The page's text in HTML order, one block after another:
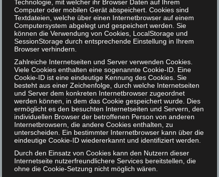
Tutorial –Sebastian Sünkler
Learn more about the functionalities of RAT and how you can
use it for your own study ideas. You will be guided through the
process of
creating a study
identify relevant search queries
collecting data from search engines
analyzing the results
Technologie, mit welcher ihr Browser Daten auf Ihrem
Computer oder mobilen Gerät abspeichert. Cookies sind
Textdateien, welche über einen Internetbrowser auf einem
Computersystem abgelegt und gespeichert werden. Sie
können die Verwendung von Cookies, LocalStorage und
SessionStorage durch entsprechende Einstellung in Ihrem
Browser verhindern.
Zahlreiche Internetseiten und Server verwenden Cookies.
Viele Cookies enthalten eine sogenannte Cookie-ID. Eine
Cookie-ID ist eine eindeutige Kennung des Cookies. Sie
besteht aus einer Zeichenfolge, durch welche Internetseiten
und Server dem konkreten Internetbrowser zugeordnet
werden können, in dem das Cookie gespeichert wurde. Dies
ermöglicht es den besuchten Internetseiten und Servern, den
individuellen Browser der betroffenen Person von anderen
Internetbrowsern, die andere Cookies enthalten, zu
unterscheiden. Ein bestimmter Internetbrowser kann über die
eindeutige Cookie-ID wiedererkannt und identifiziert werden.
Durch den Einsatz von Cookies kann den Nutzern dieser
Internetseite nutzerfreundlichere Services bereitstellen, die
ohne die Cookie-Setzung nicht möglich wären.